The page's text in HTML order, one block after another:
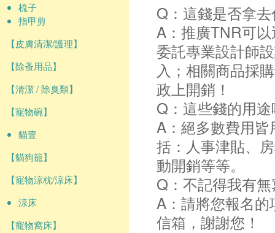
梳子
指甲剪
【皮膚清潔/護理】
【除蚤用品】
【清潔 / 除臭類】
【寵物碗】
貓壹
【貓狗籠】
【寵物涼枕/涼床】
涼床
【寵物窩床】
Q：這錢是否拿
A：推廣TNR可
委託專業設計師
入；相關商品採
政上開銷！
Q：這些錢的用
A：絕多數費用
括：人事津貼、
動開銷等等。
Q：不記得我有
A：請將您報名
信箱，謝謝您！